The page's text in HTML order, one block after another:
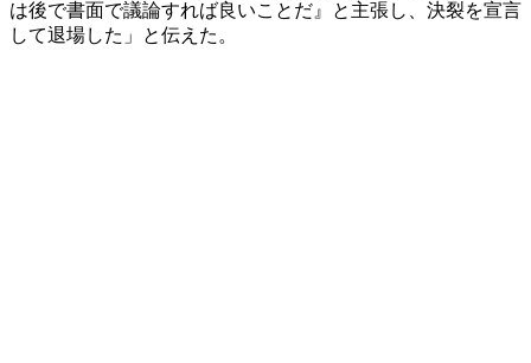
は後で書面で議論すれば良いことだ』と主張し、決裂を宣言
して退場した」と伝えた。